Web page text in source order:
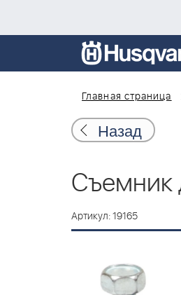
Главная страница
Назад
Съемник
Артикул: 19165